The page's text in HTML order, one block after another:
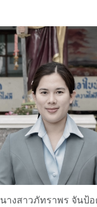
นางสาวภัทราพร จันป้อ